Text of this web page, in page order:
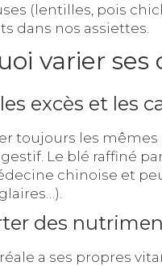
(lentilles, pois
dans nos assiettes.
varier ses
excès et les
toujours les
Le blé raffiné
chinoise et
des
a ses propres